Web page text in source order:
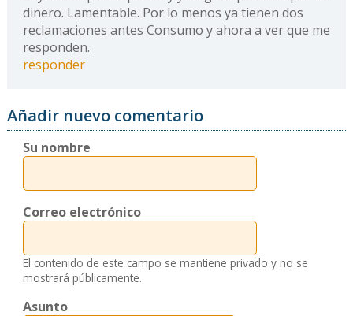
dinero. Lamentable. Por lo menos ya tienen dos
reclamaciones antes Consumo y ahora a ver que me
responden.
responder
Añadir nuevo comentario
Su nombre
Correo electrónico
El contenido de este campo se mantiene privado y no se
mostrará públicamente.
Asunto